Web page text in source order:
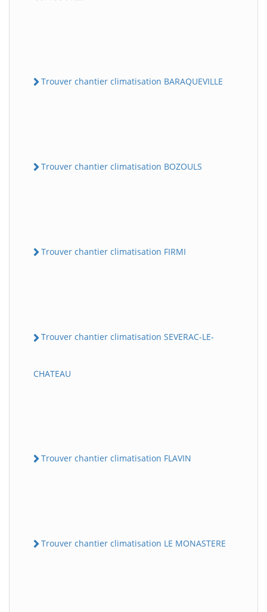
Trouver chantier climatisation BARAQUEVILLE
Trouver chantier climatisation BOZOULS
Trouver chantier climatisation FIRMI
Trouver chantier climatisation SEVERAC-LE-
CHATEAU
Trouver chantier climatisation FLAVIN
Trouver chantier climatisation LE MONASTERE